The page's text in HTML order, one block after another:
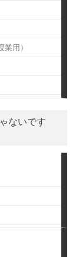
用）
ないです